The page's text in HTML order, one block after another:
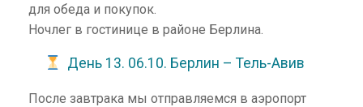
для обеда и покупок.
Ночлег в гостинице в районе Берлина.
День 13. 06.10. Берлин – Тель-Авив
После завтрака мы отправляемся в аэропорт